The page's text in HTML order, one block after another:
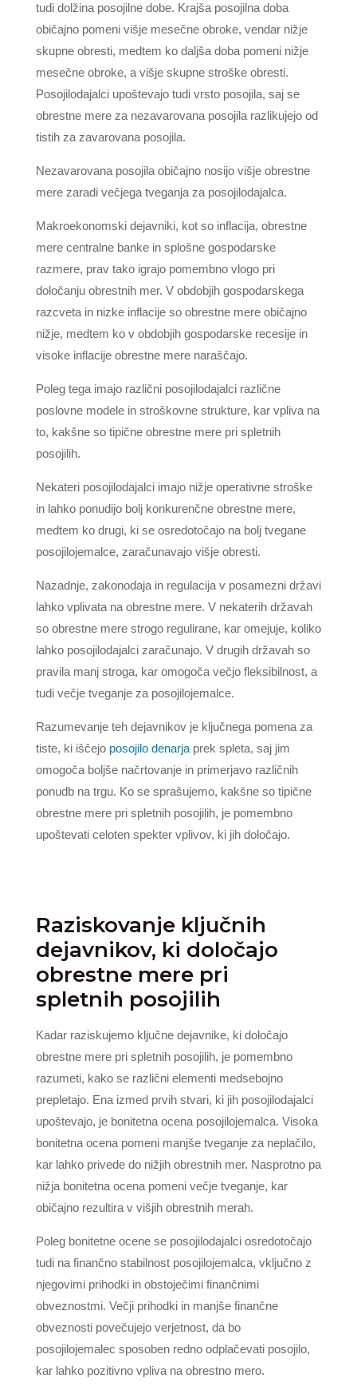
tudi dolžina posojilne dobe. Krajša posojilna doba
običajno pomeni višje mesečne obroke, vendar nižje
skupne obresti, medtem ko daljša doba pomeni nižje
mesečne obroke, a višje skupne stroške obresti.
Posojilodajalci upoštevajo tudi vrsto posojila, saj se
obrestne mere za nezavarovana posojila razlikujejo od
tistih za zavarovana posojila.
Nezavarovana posojila običajno nosijo višje obrestne
mere zaradi večjega tveganja za posojilodajalca.
Makroekonomski dejavniki, kot so inflacija, obrestne
mere centralne banke in splošne gospodarske
razmere, prav tako igrajo pomembno vlogo pri
določanju obrestnih mer. V obdobjih gospodarskega
razcveta in nizke inflacije so obrestne mere običajno
nižje, medtem ko v obdobjih gospodarske recesije in
visoke inflacije obrestne mere naraščajo.
Poleg tega imajo različni posojilodajalci različne
poslovne modele in stroškovne strukture, kar vpliva na
to, kakšne so tipične obrestne mere pri spletnih
posojilih.
Nekateri posojilodajalci imajo nižje operativne stroške
in lahko ponudijo bolj konkurenčne obrestne mere,
medtem ko drugi, ki se osredotočajo na bolj tvegane
posojilojemalce, zaračunavajo višje obresti.
Nazadnje, zakonodaja in regulacija v posamezni državi
lahko vplivata na obrestne mere. V nekaterih državah
so obrestne mere strogo regulirane, kar omejuje, koliko
lahko posojilodajalci zaračunajo. V drugih državah so
pravila manj stroga, kar omogoča večjo fleksibilnost, a
tudi večje tveganje za posojilojemalce.
Razumevanje teh dejavnikov je ključnega pomena za
tiste, ki iščejo posojilo denarjaprek spleta, saj jim
omogoča boljše načrtovanje in primerjavo različnih
ponudb na trgu. Ko se sprašujemo, kakšne so tipične
obrestne mere pri spletnih posojilih, je pomembno
upoštevati celoten spekter vplivov, ki jih določajo.
Raziskovanje ključnih
dejavnikov, ki določajo
obrestne mere pri
spletnih posojilih
Kadar raziskujemo ključne dejavnike, ki določajo
obrestne mere pri spletnih posojilih, je pomembno
razumeti, kako se različni elementi medsebojno
prepletajo. Ena izmed prvih stvari, ki jih posojilodajalci
upoštevajo, je bonitetna ocena posojilojemalca. Visoka
bonitetna ocena pomeni manjše tveganje za neplačilo,
kar lahko privede do nižjih obrestnih mer. Nasprotno pa
nižja bonitetna ocena pomeni večje tveganje, kar
običajno rezultira v višjih obrestnih merah.
Poleg bonitetne ocene se posojilodajalci osredotočajo
tudi na finančno stabilnost posojilojemalca, vključno z
njegovimi prihodki in obstoječimi finančnimi
obveznostmi. Večji prihodki in manjše finančne
obveznosti povečujejo verjetnost, da bo
posojilojemalec sposoben redno odplačevati posojilo,
kar lahko pozitivno vpliva na obrestno mero.